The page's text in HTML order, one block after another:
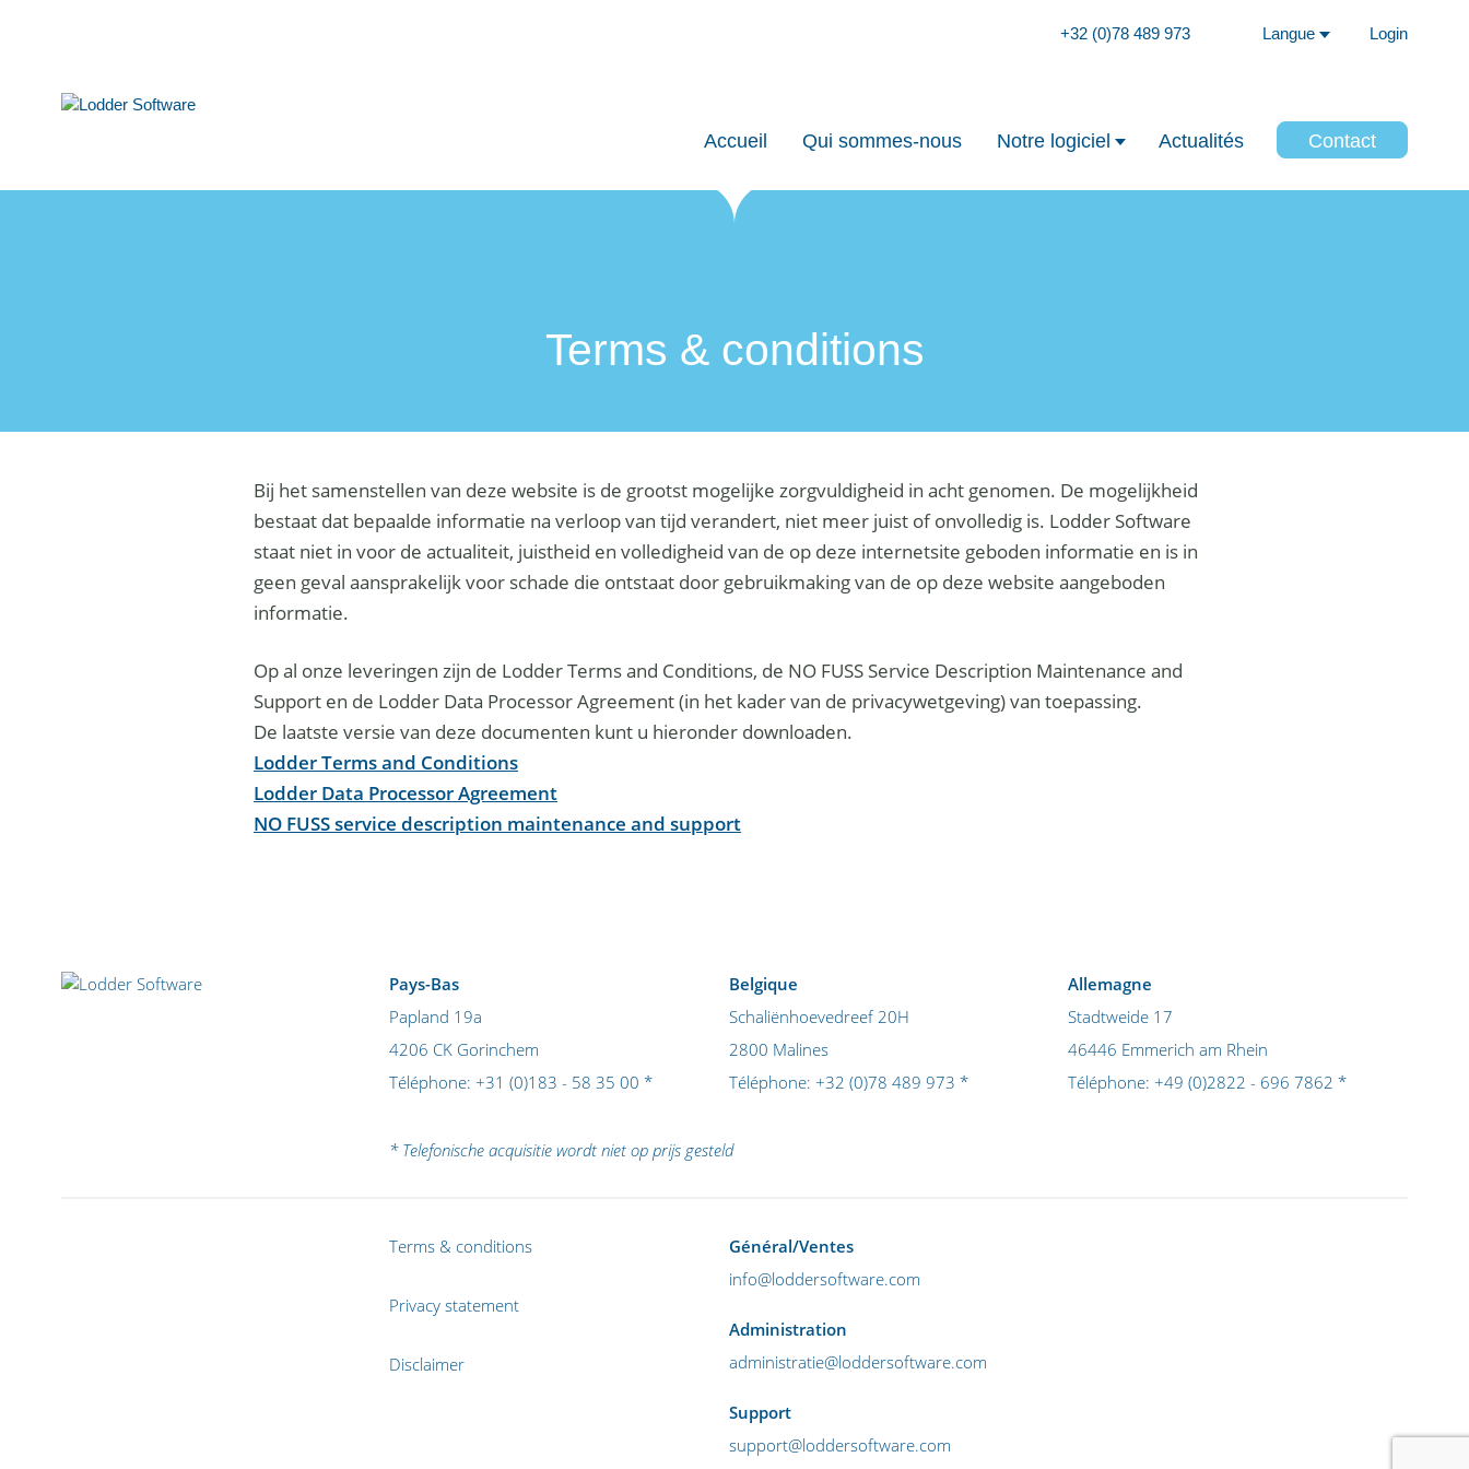
Accueil Qui sommes-nous Notre logiciel Actualités Contact
+32 (0)78 489 973 Langue Login
Terms & conditions
Bij het samenstellen van deze website is de grootst mogelijke zorgvuldigheid in acht genomen. De mogelijkheid
bestaat dat bepaalde informatie na verloop van tijd verandert, niet meer juist of onvolledig is. Lodder Software
staat niet in voor de actualiteit, juistheid en volledigheid van de op deze internetsite geboden informatie en is in
geen geval aansprakelijk voor schade die ontstaat door gebruikmaking van de op deze website aangeboden
informatie.
Op al onze leveringen zijn de Lodder Terms and Conditions, de NO FUSS Service Description Maintenance and
Support en de Lodder Data Processor Agreement (in het kader van de privacywetgeving) van toepassing.
De laatste versie van deze documenten kunt u hieronder downloaden.
Lodder Terms and Conditions
Lodder Data Processor Agreement
NO FUSS service description maintenance and support
Pays-Bas
Papland 19a
4206 CK Gorinchem
Téléphone: +31 (0)183 - 58 35 00 *
Belgique
Schaliënhoevedreef 20H
2800 Malines
Téléphone: +32 (0)78 489 973 *
Allemagne
Stadtweide 17
46446 Emmerich am Rhein
Téléphone:+49 (0)2822 - 696 7862 *
* Telefonische acquisitie wordt niet op prijs gesteld
Général/Ventes
info@loddersoftware.com
Administration
administratie@loddersoftware.com
Support
support@loddersoftware.com
Terms & conditions
Privacy statement
Disclaimer